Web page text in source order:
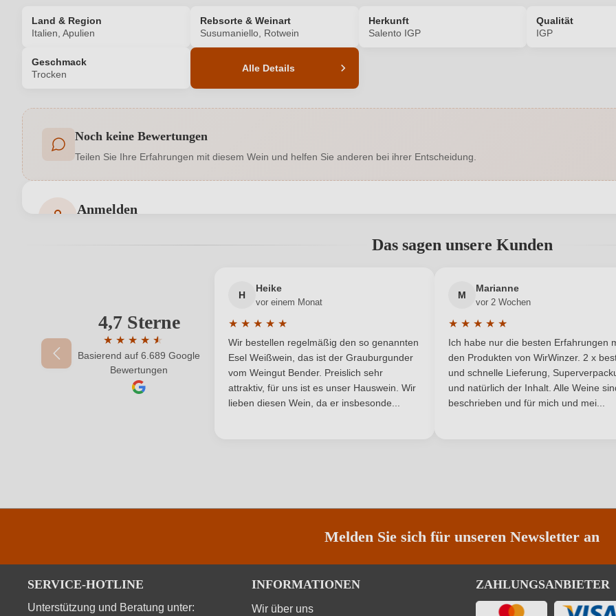
Land & Region
Italien, Apulien
Rebsorte & Weinart
Susumaniello, Rotwein
Herkunft
Salento IGP
Qualität
IGP
Geschmack
Trocken
Alle Details
Allergene
Geschmack
adresse
2023 Land
Region
Traubenfarbe Weinart
Noch keine Bewertungen
Teilen Sie Ihre Erfahrungen mit diesem Wein und helfen Sie anderen bei ihrer Entscheidung.
Anmelden
Ihre E-Mail-Adresse
Ihr Passwort
Das sagen unsere Kunden
4,7 Sterne
★ ★ ★ ★ ★
★
Durchschnittliche Bewertung von 4.7 von 5 Sternen
Basierend auf 6.689 Google
Bewertungen
H
Heike
vor einem Monat
★ ★ ★ ★ ★
Durchschnittliche Bewertung von 5 von 5 Sternen
Wir bestellen regelmäßig den so genannten
Esel Weißwein, das ist der Grauburgunder
vom Weingut Bender. Preislich sehr
attraktiv, für uns ist es unser Hauswein. Wir
lieben diesen Wein, da er insbesonde...
M
Marianne
vor 2 Wochen
★ ★ ★ ★ ★
Durchschnittliche Bewertung von
Ich habe nur die besten Erfahrungen
den Produkten von WirWinzer. 2 x
und schnelle Lieferung,
und natürlich der Inhalt. Alle Weine
beschrieben und für mich und mei...
Melden Sie sich für unseren Newsletter an
SERVICE-HOTLINE
Unterstützung und Beratung unter:
INFORMATIONEN
Wir über uns
ZAHLUNGSANBIETER